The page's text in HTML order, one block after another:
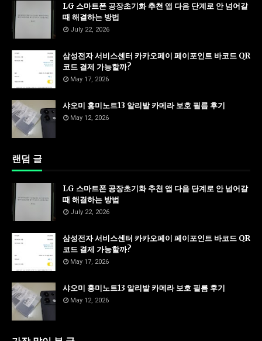
LG 스마트폰 공장초기화 추천 앱 다음 단계로 안 넘어갈
때 해결하는 방법
July 22, 2026
삼성전자 서비스센터 카카오페이 페이포인트 바코드 QR
코드 결제 가능할까?
May 17, 2026
샤오미 홍미노트13 알리발 카메라 보호 필름 후기
May 12, 2026
랜덤 글
LG 스마트폰 공장초기화 추천 앱 다음 단계로 안 넘어갈
때 해결하는 방법
July 22, 2026
삼성전자 서비스센터 카카오페이 페이포인트 바코드 QR
코드 결제 가능할까?
May 17, 2026
샤오미 홍미노트13 알리발 카메라 보호 필름 후기
May 12, 2026